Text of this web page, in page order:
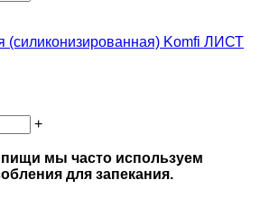
(силиконизированная) Komfi ЛИСТ
+
мы часто используем
для запекания.